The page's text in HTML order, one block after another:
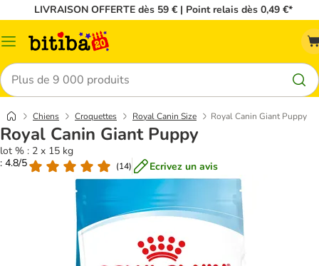
LIVRAISON OFFERTE dès 59 € | Point relais dès 0,49 €*
Menu
Rechercher
Chiens Croquettes Royal Canin Size Royal Canin Giant Puppy
Royal Canin Giant Puppy
lot % : 2 x 15 kg
: 4.8/5
(14) Ecrivez un avis